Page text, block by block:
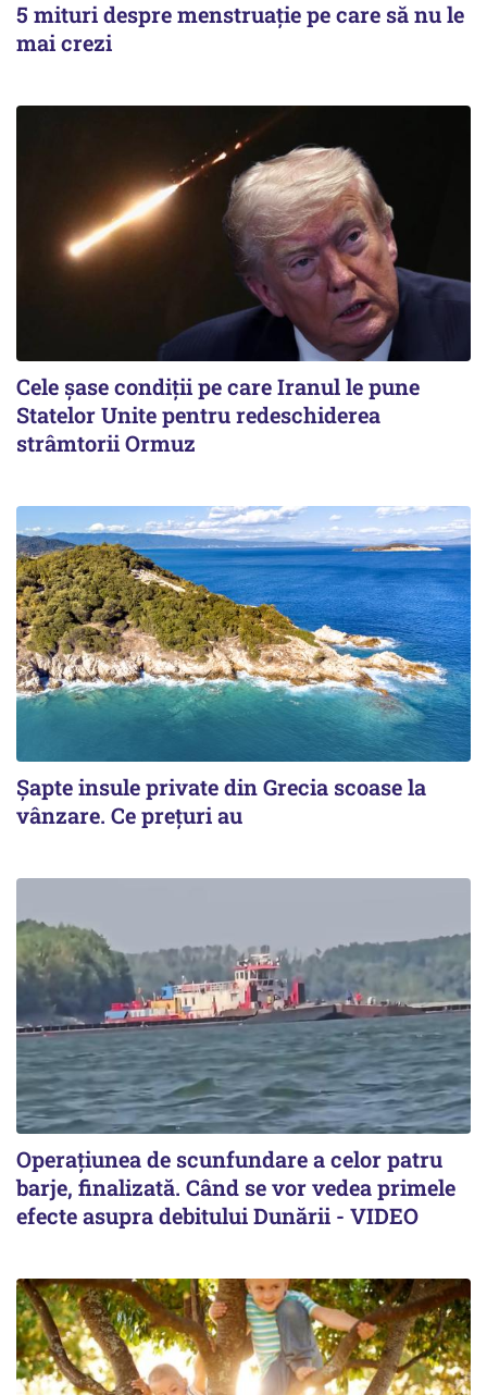
5 mituri despre menstruație pe care să nu le
mai crezi
Cele șase condiții pe care Iranul le pune
Statelor Unite pentru redeschiderea
strâmtorii Ormuz
Șapte insule private din Grecia scoase la
vânzare. Ce prețuri au
Operațiunea de scunfundare a celor patru
barje, finalizată. Când se vor vedea primele
efecte asupra debitului Dunării - VIDEO